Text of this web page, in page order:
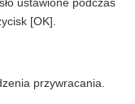
[OK].
przywracania.